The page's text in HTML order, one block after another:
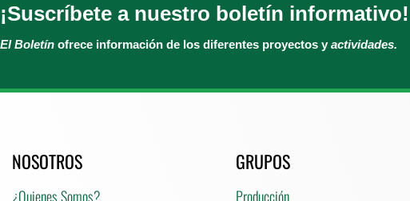
¡Suscríbete a nuestro boletín informativo!
El Boletín ofrece información de los diferentes proyectos y actividades.
NOSOTROS
¿Quienes Somos?
GRUPOS
Producción